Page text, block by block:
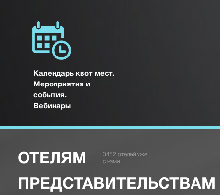
ОТЕЛЯМ 3452 отелей уже
с нами
ПРЕДСТАВИТЕЛЬСТВАМ
Календарь квот мест.
Мероприятия и
события.
Вебинары